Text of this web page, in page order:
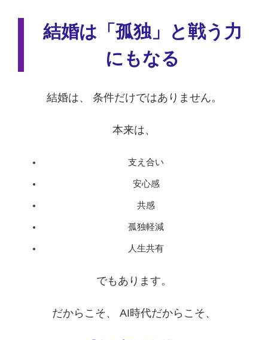
結婚は「孤独」と戦う力
にもなる
結婚は、 条件だけではありません。
本来は、
支え合い
安心感
共感
孤独軽減
人生共有
でもあります。
だからこそ、 AI時代だからこそ、